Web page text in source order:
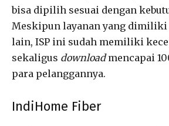
bisa dipilih sesuai dengan
Meskipun layanan yang dimiliki
lain, ISP ini sudah memiliki
sekaligus downloadmencapai
para pelanggannya.
IndiHome Fiber